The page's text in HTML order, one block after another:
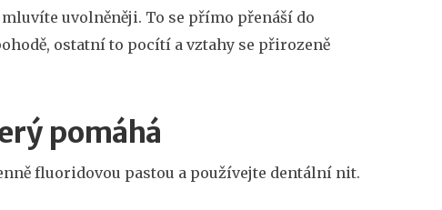
uvolněněji. To se přímo přenáší do
ostatní to pocítí a vztahy se přirozeně
pomáhá
fluoridovou pastou a používejte dentální nit.